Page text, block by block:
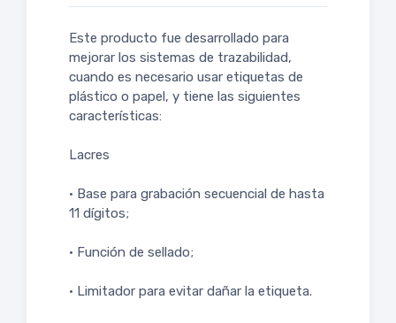
Este producto fue desarrollado para
mejorar los sistemas de trazabilidad,
cuando es necesario usar etiquetas de
plástico o papel, y tiene las siguientes
características:
Lacres
• Base para grabación secuencial de hasta
11 dígitos;
• Función de sellado;
• Limitador para evitar dañar la etiqueta.